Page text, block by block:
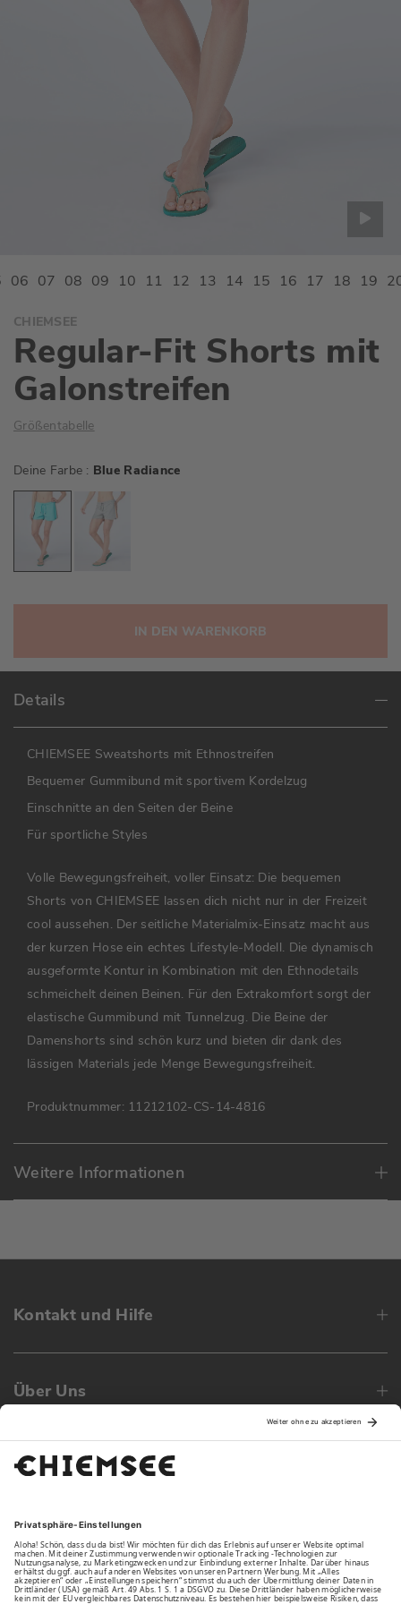
Anfang
der
Bildgalerie
springen
CHIEMSEE
Regular-Fit Shorts mit
Galonstreifen
Größentabelle
Deine Farbe Blue Radiance
IN DEN WARENKORB
Details
CHIEMSEE Sweatshorts mit Ethnostreifen
Bequemer Gummibund mit sportivem Kordelzug
Einschnitte an den Seiten der Beine
Für sportliche Styles
Volle Bewegungsfreiheit, voller Einsatz: Die bequemen
Shorts von CHIEMSEE lassen dich nicht nur in der Freizeit
cool aussehen. Der seitliche Materialmix-Einsatz macht aus
der kurzen Hose ein echtes Lifestyle-Modell. Die dynamisch
ausgeformte Kontur in Kombination mit den Ethnodetails
schmeichelt deinen Beinen. Für den Extrakomfort sorgt der
elastische Gummibund mit Tunnelzug. Die Beine der
Damenshorts sind schön kurz und bieten dir dank des
lässigen Materials jede Menge Bewegungsfreiheit.
Produktnummer: 11212102-CS-14-4816
Weitere Informationen
Kontakt und Hilfe
Über Uns
Family
Unsere Vorteile